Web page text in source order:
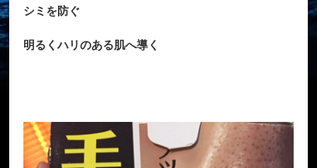
シミを防ぐ
明るくハリのある肌へ導く